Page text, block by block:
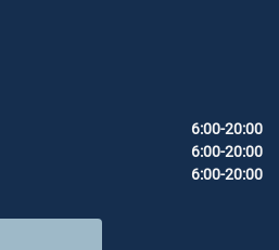
6:00-20:00
6:00-20:00
6:00-20:00